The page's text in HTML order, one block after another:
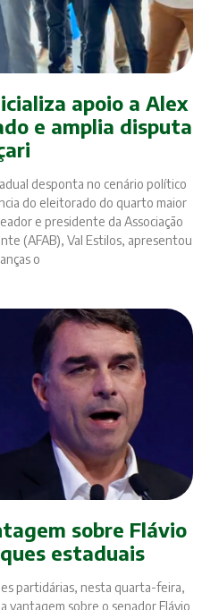
apoio a Alex
e amplia disputa
desponta no cenário político
do eleitorado do quarto maior
e presidente da Associação
(AFAB), Val Estilos, apresentou
o
sobre Flávio
estaduais
partidárias, nesta quarta-feira,
vantagem sobre o senador Flávio